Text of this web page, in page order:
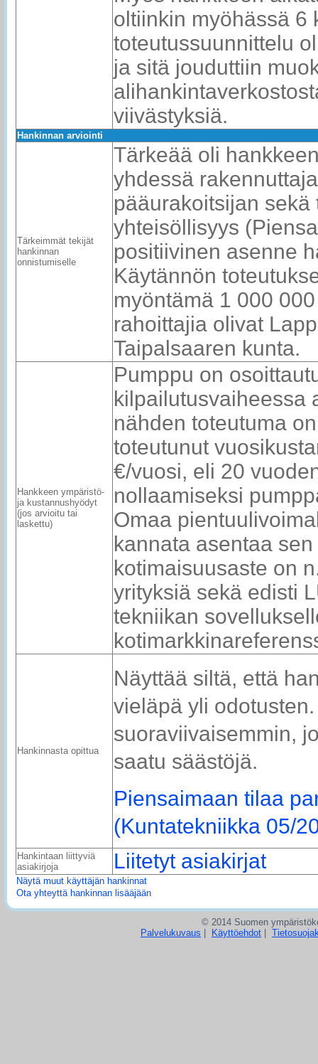
oltiinkin myöhässä 6
toteutussuunnittelu
ja sitä jouduttiin
viivästyksiä.
Hankinnan arviointi
Tärkeimmät tekijät
hankinnan
onnistumiselle
Tärkeää oli
yhdessä
pääurakoitsijan
yhteisöllisyys
positiivinen asenne
Käytännön
myöntämä 1 000
rahoittajia olivat
Taipalsaaren kunta.
Hankkeen ympäristö-
ja kustannushyödyt
(jos arvioitu tai
laskettu)
Pumppu on
kilpailutusvaiheessa
nähden toteutuma
toteutunut
€/vuosi, eli 20
nollaamiseksi
Omaa
kannata asentaa
kotimaisuusaste on
yrityksiä sekä edisti
tekniikan
Hankinnasta opittua
Näyttää siltä, että
vieläpä yli
suoraviivaisemmin,
saatu säästöjä.
Piensaimaan tilaa
(Kuntatekniikka 05/
Hankintaan liittyviä
asiakirjoja
Liitetyt asiakirjat
Näytä muut käyttäjän hankinnat
Ota yhteyttä hankinnan lisääjään
© 2014 Suomen
Palvelukuvaus
Käyttöehdot